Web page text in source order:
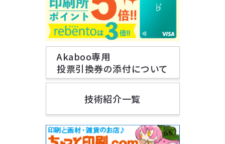
Akaboo専用
投票引換券の添付について
技術紹介一覧